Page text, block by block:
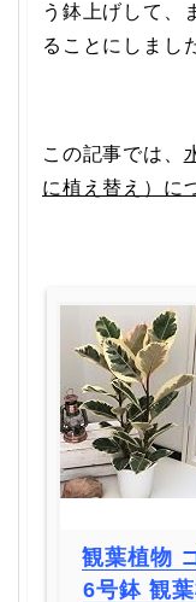
う鉢上げして、
ることにしまし
この記事では、
に植え替え）に
観葉植物
6号鉢 観